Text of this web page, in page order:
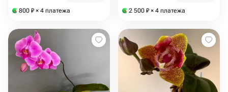
800 ₽ × 4 платежа 2 500 ₽ × 4 платежа